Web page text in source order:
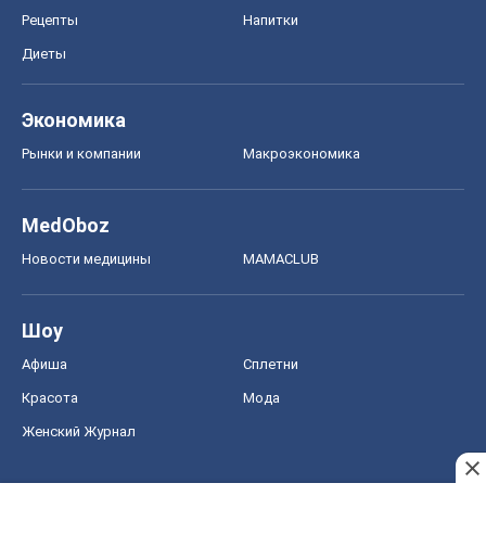
Рецепты Напитки
Диеты
Экономика
Рынки и компании Mакроэкономика
MedOboz
Новости медицины MAMACLUB
Шоу
Афиша Сплетни
Красота Мода
Женский Журнал